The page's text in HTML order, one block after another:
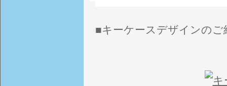
■キーケースデザインの